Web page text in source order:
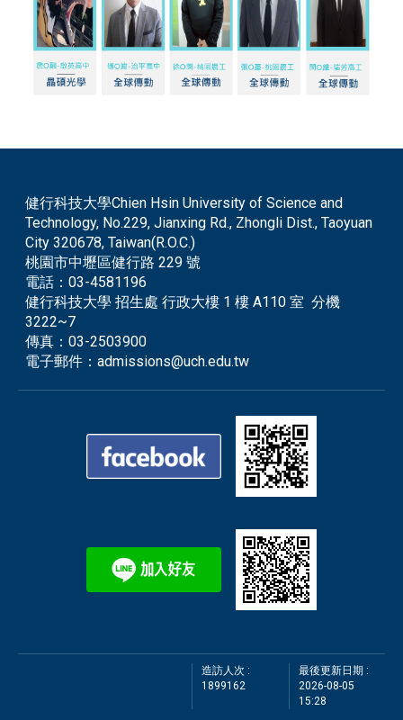
健行科技大學Chien Hsin University of Science and
Technology, No.229, Jianxing Rd., Zhongli Dist., Taoyuan
City 320678, Taiwan(R.O.C.)
桃園市中壢區健行路 229 號
電話：03-4581196
健行科技大學 招生處 行政大樓 1 樓 A110 室 分機
3222~7
傳真：03-2503900
電子郵件：admissions@uch.edu.tw
造訪人次 :
1899162
最後更新日期 :
2026-08-05
15:28